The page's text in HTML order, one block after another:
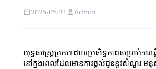
2026-05-31 Admin
យុទ្ធសាស្រ្តប្រកបដោយប្រសិទ្ធភាពសម្រាប់កា
នៅក្នុងពេលដែលមានការផ្តល់ជូននូវសំណួរ មនុស្ស